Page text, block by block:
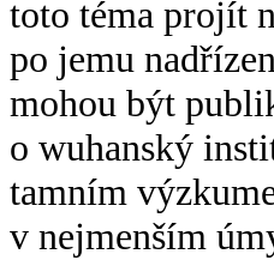
toto téma projít
po jemu
mohou být
o wuhanský
tamním
v nejmenším